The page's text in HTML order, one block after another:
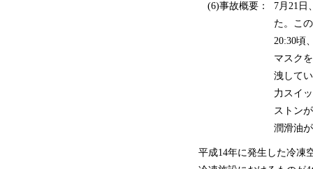
(6)事故概要：
7月21日
た。こ
20:30頃
マスク
洩して
力スイ
ストン
潤滑油
平成14年に発生した冷凍